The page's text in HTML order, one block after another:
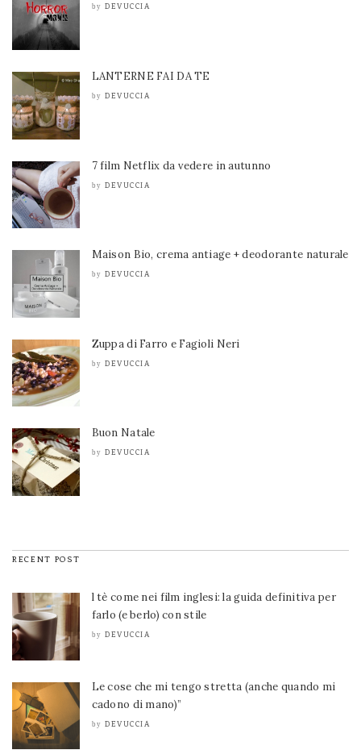
by DEVUCCIA
LANTERNE FAI DA TE
by DEVUCCIA
7 film Netflix da vedere in autunno
by DEVUCCIA
Maison Bio, crema antiage + deodorante naturale
by DEVUCCIA
Zuppa di Farro e Fagioli Neri
by DEVUCCIA
Buon Natale
by DEVUCCIA
RECENT POST
l tè come nei film inglesi: la guida definitiva per
farlo (e berlo) con stile
by DEVUCCIA
Le cose che mi tengo stretta (anche quando mi
cadono di mano)”
by DEVUCCIA